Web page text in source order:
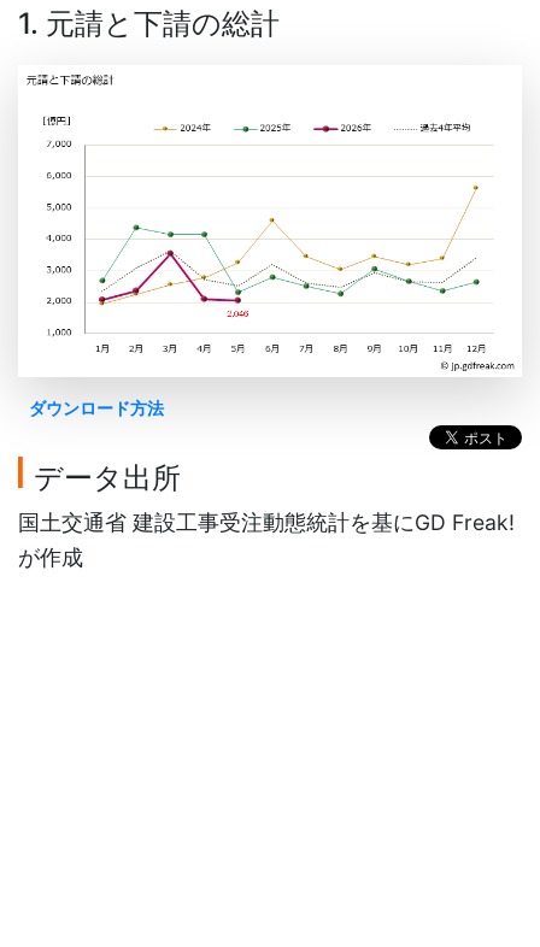
1. 元請と下請の総計
ダウンロード方法
データ出所
国土交通省 建設工事受注動態統計を基にGD Freak!
が作成